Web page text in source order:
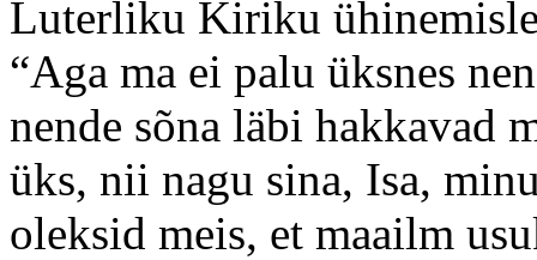
Luterliku Kiriku
“Aga ma ei palu üksnes
nende sõna läbi hakkavad
üks, nii nagu sina, Isa,
oleksid meis, et maailm